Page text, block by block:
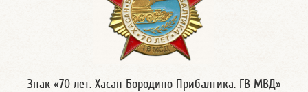
Знак «70 лет. Хасан Бородино Прибалтика. ГВ МВД»